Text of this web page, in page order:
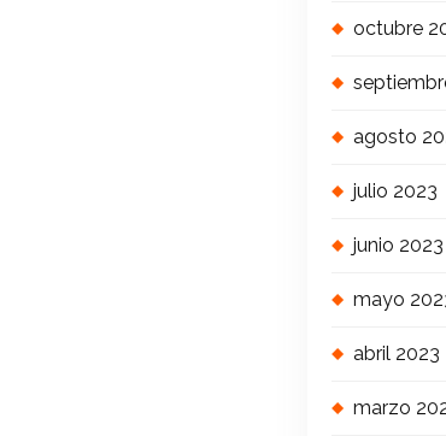
octubre
agosto
julio 2023
junio 2023
mayo
abril 2023
marzo